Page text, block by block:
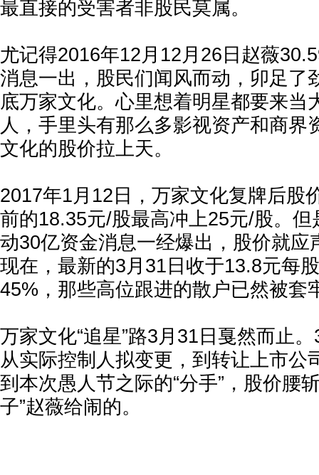
最直接的受害者非股民莫属。
尤记得2016年12月12月26日赵薇
消息一出，股民们闻风而动，卯足了
底万家文化。心里想着明星都要来当
人，手里头有那么多影视资产和商界
文化的股价拉上天。
2017年1月12日，万家文化复牌后股
前的18.35元/股最高冲上25元/股。
动30亿资金消息一经爆出，股价就应
现在，最新的3月31日收于13.8元每
45%，那些高位跟进的散户已然被套
万家文化“追星”路3月31日戛然而止
从实际控制人拟变更，到转让上市公
到本次愚人节之际的“分手”，股价腰
子”赵薇给闹的。